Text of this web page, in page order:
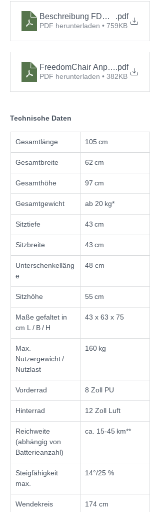
Beschreibung .pdf
PDF herunterladen • 759KB
FreedomChair Anpassbogen
.pdf
PDF herunterladen • 382KB
Technische Daten
Gesamtlänge 105 cm
Gesamtbreite 62 cm
Gesamthöhe 97 cm
Gesamtgewicht ab 20 kg*
Sitztiefe 43 cm
Sitzbreite 43 cm
Unterschenkelläng
e
48 cm
Sitzhöhe 55 cm
Maße gefaltet in
cm L / B / H
43 x 63 x 75
Max.
Nutzergewicht /
Nutzlast
160 kg
Vorderrad 8 Zoll PU
Hinterrad 12 Zoll Luft
Reichweite
(abhängig von
Batterieanzahl)
ca. 15-45 km**
Steigfähigkeit
max.
14°/25 %
Wendekreis 174 cm